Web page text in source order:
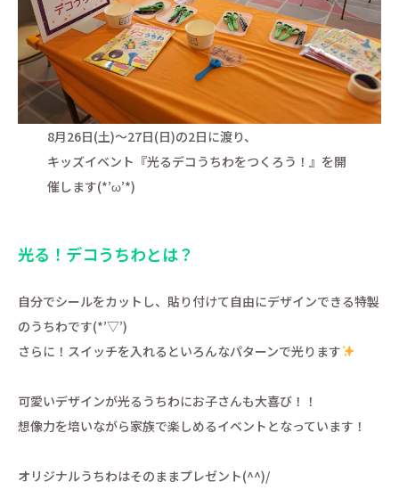
8月26日(土)～27日(日)の2日に渡り、
キッズイベント『光るデコうちわをつくろう！』を開
催します(*’ω’*)
光る！デコうちわとは？
自分でシールをカットし、貼り付けて自由にデザインできる特製
のうちわです(*’▽’)
さらに！スイッチを入れるといろんなパターンで光ります
可愛いデザインが光るうちわにお子さんも大喜び！！
想像力を培いながら家族で楽しめるイベントとなっています！
オリジナルうちわはそのままプレゼント(^^)/